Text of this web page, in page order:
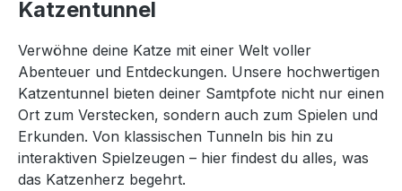
Katzentunnel
Verwöhne deine Katze mit einer Welt voller
Abenteuer und Entdeckungen. Unsere hochwertigen
Katzentunnel bieten deiner Samtpfote nicht nur einen
Ort zum Verstecken, sondern auch zum Spielen und
Erkunden. Von klassischen Tunneln bis hin zu
interaktiven Spielzeugen – hier findest du alles, was
das Katzenherz begehrt.